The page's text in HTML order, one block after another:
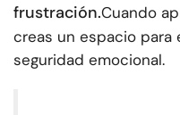
frustración.Cuando
creas un espacio
seguridad emocional.